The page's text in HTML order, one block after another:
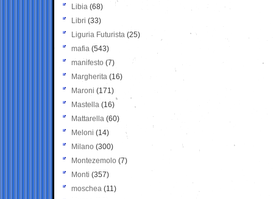
Libia (68)
Libri (33)
Liguria Futurista (25)
mafia (543)
manifesto (7)
Margherita (16)
Maroni (171)
Mastella (16)
Mattarella (60)
Meloni (14)
Milano (300)
Montezemolo (7)
Monti (357)
moschea (11)